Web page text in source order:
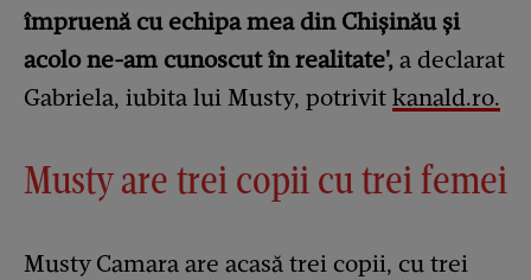
împruenă cu echipa mea din Chișinău și
acolo ne-am cunoscut în realitate', a declarat
Gabriela, iubita lui Musty, potrivit kanald.ro.
Musty are trei copii cu trei femei
Musty Camara are acasă trei copii, cu trei